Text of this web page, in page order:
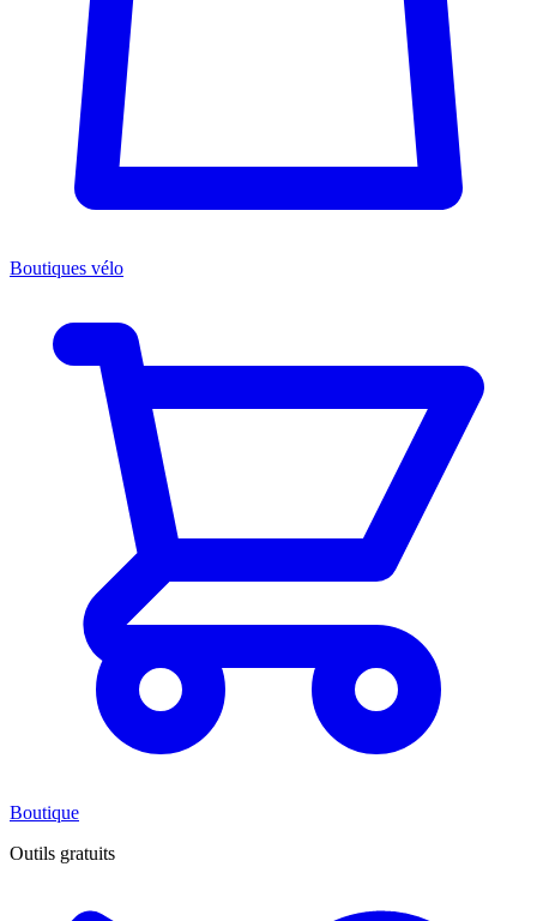
Boutiques vélo
Boutique
Outils gratuits